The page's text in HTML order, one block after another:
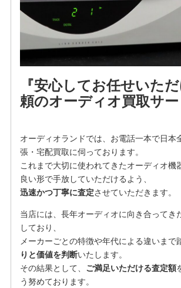
『安心してお任せいた
頼のオーディオ買取サー
オーディオランドでは、お電話一本で日本
張・宅配買取に伺っております。
これまで大切に使われてきたオーディオ機
良い形で手放していただけるよう、
迅速かつ丁寧に査定させていただきます。
当店には、長年オーディオに向き合ってき
しており、
メーカーごとの特徴や年代による違いまで
りと価値を判断いたします。
その結果として、 ご満足いただける査定額
う努めております。